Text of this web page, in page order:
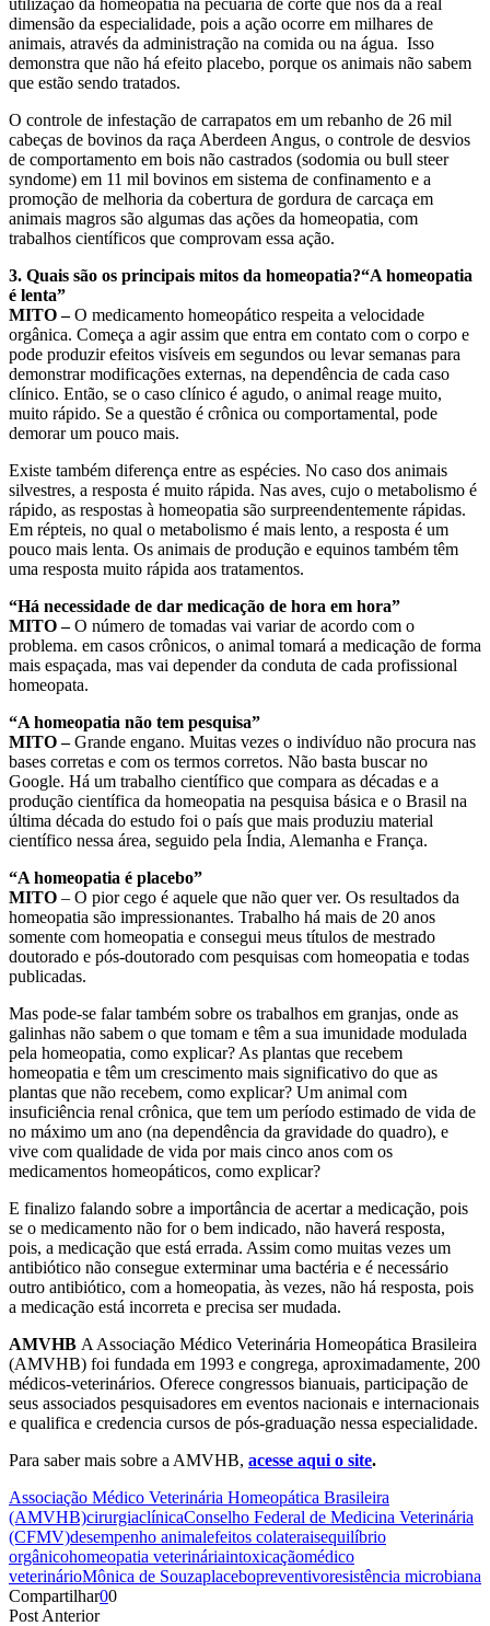
dimensão da especialidade, pois a ação ocorre em milhares de
animais, através da administração na comida ou na água. Isso
demonstra que não há efeito placebo, porque os animais não sabem
que estão sendo tratados.
O controle de infestação de carrapatos em um rebanho de 26 mil
cabeças de bovinos da raça Aberdeen Angus, o controle de desvios
de comportamento em bois não castrados (sodomia ou bull steer
syndome) em 11 mil bovinos em sistema de confinamento e a
promoção de melhoria da cobertura de gordura de carcaça em
animais magros são algumas das ações da homeopatia, com
trabalhos científicos que comprovam essa ação.
3. Quais são os principais mitos da homeopatia?“A homeopatia
é lenta”
MITO –O medicamento homeopático respeita a velocidade
orgânica. Começa a agir assim que entra em contato com o corpo e
pode produzir efeitos visíveis em segundos ou levar semanas para
demonstrar modificações externas, na dependência de cada caso
clínico. Então, se o caso clínico é agudo, o animal reage muito,
muito rápido. Se a questão é crônica ou comportamental, pode
demorar um pouco mais.
Existe também diferença entre as espécies. No caso dos animais
silvestres, a resposta é muito rápida. Nas aves, cujo o metabolismo é
rápido, as respostas à homeopatia são surpreendentemente rápidas.
Em répteis, no qual o metabolismo é mais lento, a resposta é um
pouco mais lenta. Os animais de produção e equinos também têm
uma resposta muito rápida aos tratamentos.
“Há necessidade de dar medicação de hora em hora”
MITO –O número de tomadas vai variar de acordo com o
problema. em casos crônicos, o animal tomará a medicação de forma
mais espaçada, mas vai depender da conduta de cada profissional
homeopata.
“A homeopatia não tem pesquisa”
MITO –Grande engano. Muitas vezes o indivíduo não procura nas
bases corretas e com os termos corretos. Não basta buscar no
Google. Há um trabalho científico que compara as décadas e a
produção científica da homeopatia na pesquisa básica e o Brasil na
última década do estudo foi o país que mais produziu material
científico nessa área, seguido pela Índia, Alemanha e França.
“A homeopatia é placebo”
MITO – O pior cego é aquele que não quer ver. Os resultados da
homeopatia são impressionantes. Trabalho há mais de 20 anos
somente com homeopatia e consegui meus títulos de mestrado
doutorado e pós-doutorado com pesquisas com homeopatia e todas
publicadas.
Mas pode-se falar também sobre os trabalhos em granjas, onde as
galinhas não sabem o que tomam e têm a sua imunidade modulada
pela homeopatia, como explicar? As plantas que recebem
homeopatia e têm um crescimento mais significativo do que as
plantas que não recebem, como explicar? Um animal com
insuficiência renal crônica, que tem um período estimado de vida de
no máximo um ano (na dependência da gravidade do quadro), e
vive com qualidade de vida por mais cinco anos com os
medicamentos homeopáticos, como explicar?
E finalizo falando sobre a importância de acertar a medicação, pois
se o medicamento não for o bem indicado, não haverá resposta,
pois, a medicação que está errada. Assim como muitas vezes um
antibiótico não consegue exterminar uma bactéria e é necessário
outro antibiótico, com a homeopatia, às vezes, não há resposta, pois
a medicação está incorreta e precisa ser mudada.
AMVHB A Associação Médico Veterinária Homeopática Brasileira
(AMVHB) foi fundada em 1993 e congrega, aproximadamente, 200
médicos-veterinários. Oferece congressos bianuais, participação de
seus associados pesquisadores em eventos nacionais e internacionais
e qualifica e credencia cursos de pós-graduação nessa especialidade.
Para saber mais sobre a AMVHB, acesse aqui o site.
Associação Médico Veterinária Homeopática Brasileira
(AMVHB)cirurgiaclínicaConselho Federal de Medicina Veterinária
(CFMV)desempenho animalefeitos colateraisequilíbrio
orgânicohomeopatia veterináriaintoxicaçãomédico
veterinárioMônica de Souzaplacebopreventivoresistência microbiana
Compartilhar00
Post Anterior